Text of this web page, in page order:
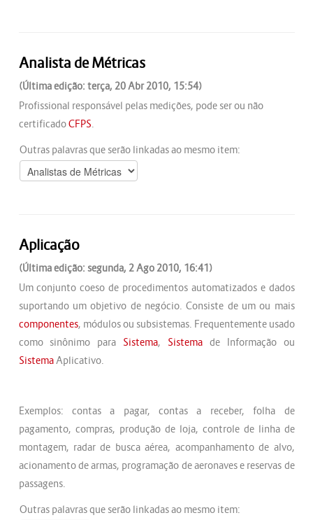
Analista de Métricas
(Última edição: terça, 20 Abr 2010, 15:54)
Profissional responsável pelas medições, pode ser ou não
certificadoCFPS.
Outras palavras que serão linkadas ao mesmo item:
Aplicação
(Última edição: segunda, 2 Ago 2010, 16:41)
Um conjunto coeso de procedimentos automatizados e dados
suportando um objetivo de negócio. Consiste de um ou mais
componentes, módulos ou subsistemas. Frequentemente usado
como sinônimo para Sistema, Sistemade Informação ou
SistemaAplicativo.
Exemplos: contas a pagar, contas a receber, folha de
pagamento, compras, produção de loja, controle de linha de
montagem, radar de busca aérea, acompanhamento de alvo,
acionamento de armas, programação de aeronaves e reservas de
passagens.
Outras palavras que serão linkadas ao mesmo item: